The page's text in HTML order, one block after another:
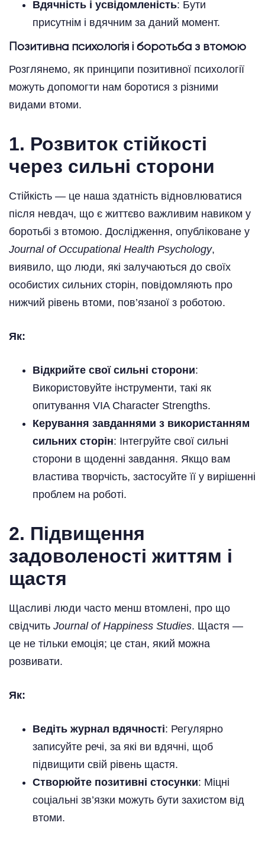
Вдячність і усвідомленість: Бути
присутнім і вдячним за даний момент.
Позитивна психологія і боротьба з втомою
Розглянемо, як принципи позитивної психології
можуть допомогти нам боротися з різними
видами втоми.
1. Розвиток стійкості
через сильні сторони
Стійкість — це наша здатність відновлюватися
після невдач, що є життєво важливим навиком у
боротьбі з втомою. Дослідження, опубліковане у
Journal of Occupational Health Psychology,
виявило, що люди, які залучаються до своїх
особистих сильних сторін, повідомляють про
нижчий рівень втоми, пов’язаної з роботою.
Як:
Відкрийте свої сильні сторони:
Використовуйте інструменти, такі як
опитування VIA Character Strengths.
Керування завданнями з використанням
сильних сторін: Інтегруйте свої сильні
сторони в щоденні завдання. Якщо вам
властива творчість, застосуйте її у вирішенні
проблем на роботі.
2. Підвищення
задоволеності життям і
щастя
Щасливі люди часто менш втомлені, про що
свідчить Journal of Happiness Studies. Щастя —
це не тільки емоція; це стан, який можна
розвивати.
Як:
Ведіть журнал вдячності: Регулярно
записуйте речі, за які ви вдячні, щоб
підвищити свій рівень щастя.
Створюйте позитивні стосунки: Міцні
соціальні зв’язки можуть бути захистом від
втоми.